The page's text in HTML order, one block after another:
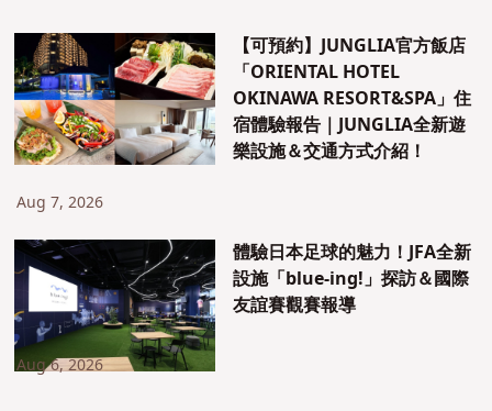
【可預約】JUNGLIA官方飯店
「ORIENTAL HOTEL
OKINAWA RESORT&SPA」住
宿體驗報告｜JUNGLIA全新遊
樂設施＆交通方式介紹！
Aug 7, 2026
體驗日本足球的魅力！JFA全新
設施「blue-ing!」探訪＆國際
友誼賽觀賽報導
Aug 6, 2026